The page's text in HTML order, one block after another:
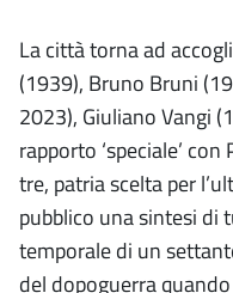
La città torna ad
(1939), Bruno Bruni
2023), Giuliano Vangi
rapporto ‘speciale’
tre, patria scelta per
pubblico una sintesi di
temporale di un
del dopoguerra